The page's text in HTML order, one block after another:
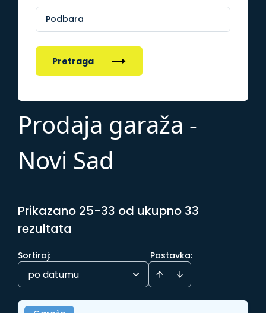
Podbara
Pretraga
Prodaja garaža -
Novi Sad
Prikazano 25-33 od ukupno 33
rezultata
Postavka:
Sortiraj:
po datumu